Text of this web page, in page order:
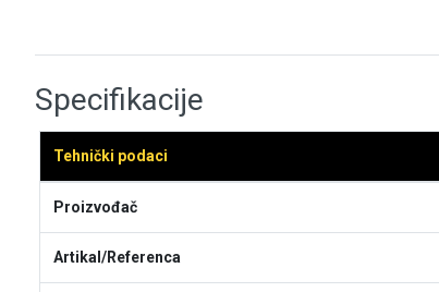
Specifikacije
Tehnički podaci
Proizvođač
Artikal/Referenca